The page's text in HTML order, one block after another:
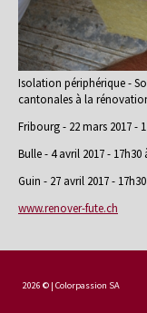
Isolation périphérique -
cantonales à la
Fribourg - 22 mars 2017 -
Bulle - 4 avril 2017 - 17h30
Guin - 27 avril 2017 -
www.renover-fute.ch
2026 © | Colorpassion SA